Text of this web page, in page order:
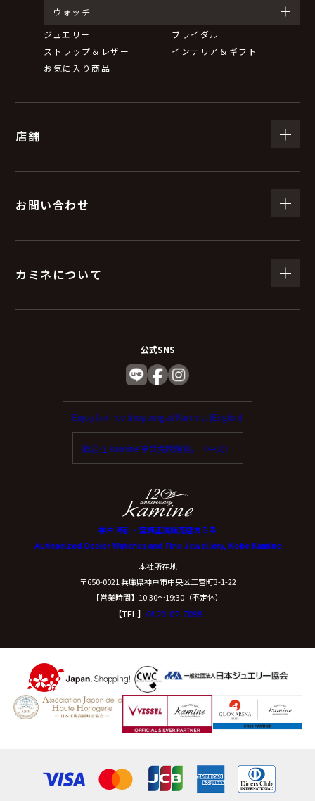
ウォッチ
ジュエリー
ブライダル
ストラップ＆レザー
インテリア＆ギフト
お気に入り商品
店舗
お問い合わせ
カミネについて
公式SNS
Enjoy tax-free shopping at Kamine. (English)
歡迎在 Kamine 享受免稅購物。（中文）
神戸 時計・宝飾正規販売店カミネ
Authorized Dealer Watches and Fine Jewellery, Kobe Kamine
本社所在地
〒650-0021 兵庫県神戸市中央区三宮町3-1-22
【営業時間】10:30〜19:30（不定休）
【TEL】 0120-02-7039